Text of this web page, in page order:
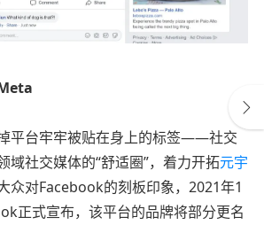
平台牢牢被贴在身上的标签——社交
域社交媒体的“舒适圈”，着力开拓元宇
众对Facebook的刻板印象，2021年1
正式宣布，该平台的品牌将部分更名